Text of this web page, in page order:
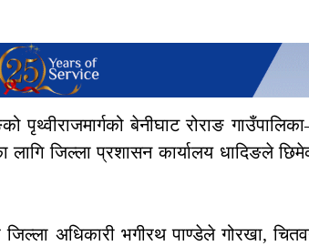
पृथ्वीराजमार्गको बेनीघाट रोराङ
लागि जिल्ला प्रशासन कार्यालय धादिङले
अधिकारी भगीरथ पाण्डेले गोरखा,